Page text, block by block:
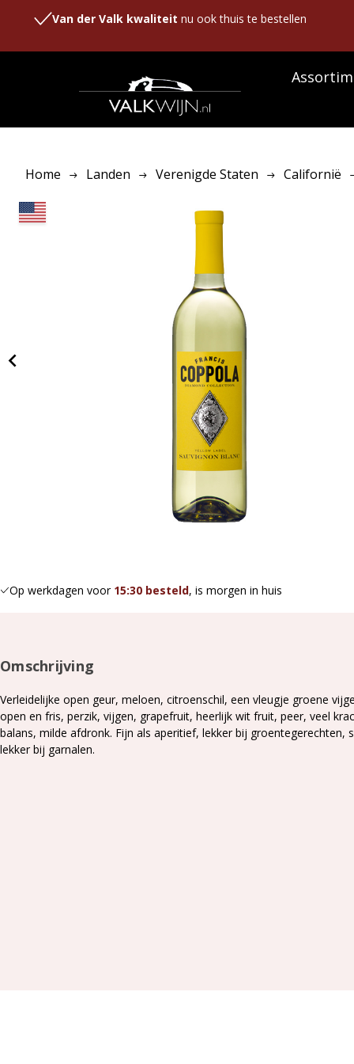
Van der Valk kwaliteit nu ook thuis te bestellen
Home Landen Verenigde Staten Californië
Op werkdagen voor 15:30 besteld, is morgen in huis
Omschrijving
Verleidelijke open geur, meloen, citroenschil, een vleugje groene
open en fris, perzik, vijgen, grapefruit, heerlijk wit fruit, peer, veel
balans, milde afdronk. Fijn als aperitief, lekker bij groentegerechten,
lekker bij garnalen.